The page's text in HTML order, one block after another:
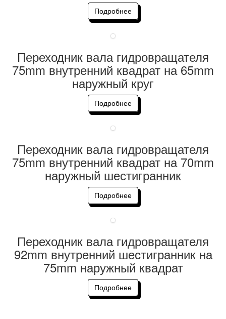
Подробнее
Переходник вала гидровращателя
75mm внутренний квадрат на 65mm
наружный круг
Подробнее
Переходник вала гидровращателя
75mm внутренний квадрат на 70mm
наружный шестигранник
Подробнее
Переходник вала гидровращателя
92mm внутренний шестигранник на
75mm наружный квадрат
Подробнее